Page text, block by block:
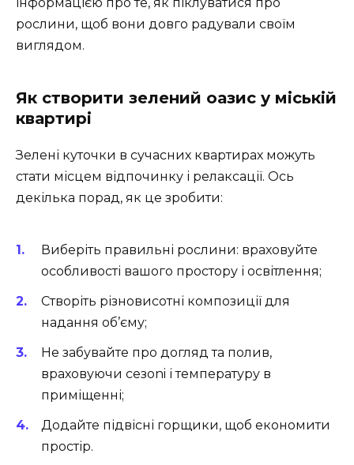
рослини, щоб вони довго радували своїм
виглядом.
Як створити зелений оазис у міській
квартирі
Зелені куточки в сучасних квартирах можуть
стати місцем відпочинку і релаксації. Ось
декілька порад, як це зробити:
Виберіть правильні рослини: враховуйте
особливості вашого простору і освітлення;
Створіть різновисотні композиції для
надання об’єму;
Не забувайте про догляд та полив,
враховуючи сезoni і температуру в
приміщенні;
Додайте підвісні горщики, щоб економити
простір.